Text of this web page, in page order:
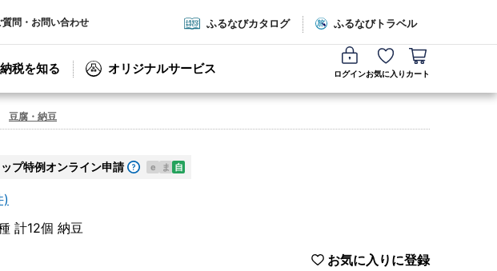
質問・お問い合わせ ふるなびカタログ ふるなびトラベル
税を知る オリジナルサービス ログインお気に入り カート
豆腐・納豆
プ特例オンライン申請 e ま 自
)
計12個 納豆
お気に入りに登録